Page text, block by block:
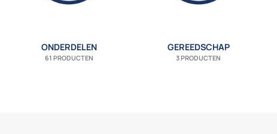
ONDERDELEN
61 PRODUCTEN
GEREEDSCHAP
3 PRODUCTEN